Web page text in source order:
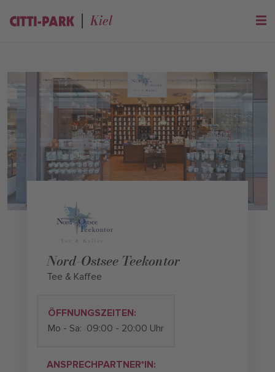
Kiel
Nord-Ostsee Teekontor
Tee & Kaffee
ÖFFNUNGSZEITEN:
Mo - Sa: 09:00 - 20:00 Uhr
ANSPRECHPARTNER*IN: